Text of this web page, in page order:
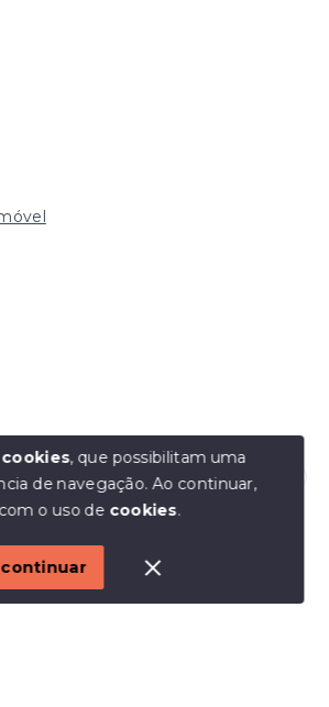
Estamos disponíveis para te ajudar.
- I URBE CONSULTORIA
33.934 J - Todos os direitos
cookies, que possibilitam uma
de navegação.Ao continuar,
o uso de cookies.